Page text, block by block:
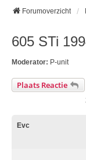
Forumoverzicht
605 STi
Moderator: P-unit
Plaats Reactie
Evc